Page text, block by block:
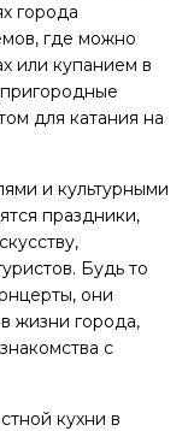
города
где можно
или купанием в
для катания на
и культурными
праздники,
Будь то
они
жизни города,
с
кухни в